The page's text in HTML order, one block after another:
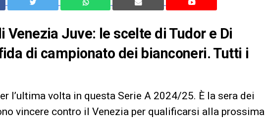
Juve: le scelte di Tudor e Di
di campionato dei bianconeri. Tutti i
l’ultima volta in questa Serie A 2024/25. È la sera dei
vincere contro il Venezia per qualificarsi alla prossima